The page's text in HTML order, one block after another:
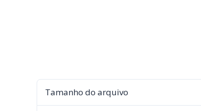
Tamanho do arquivo